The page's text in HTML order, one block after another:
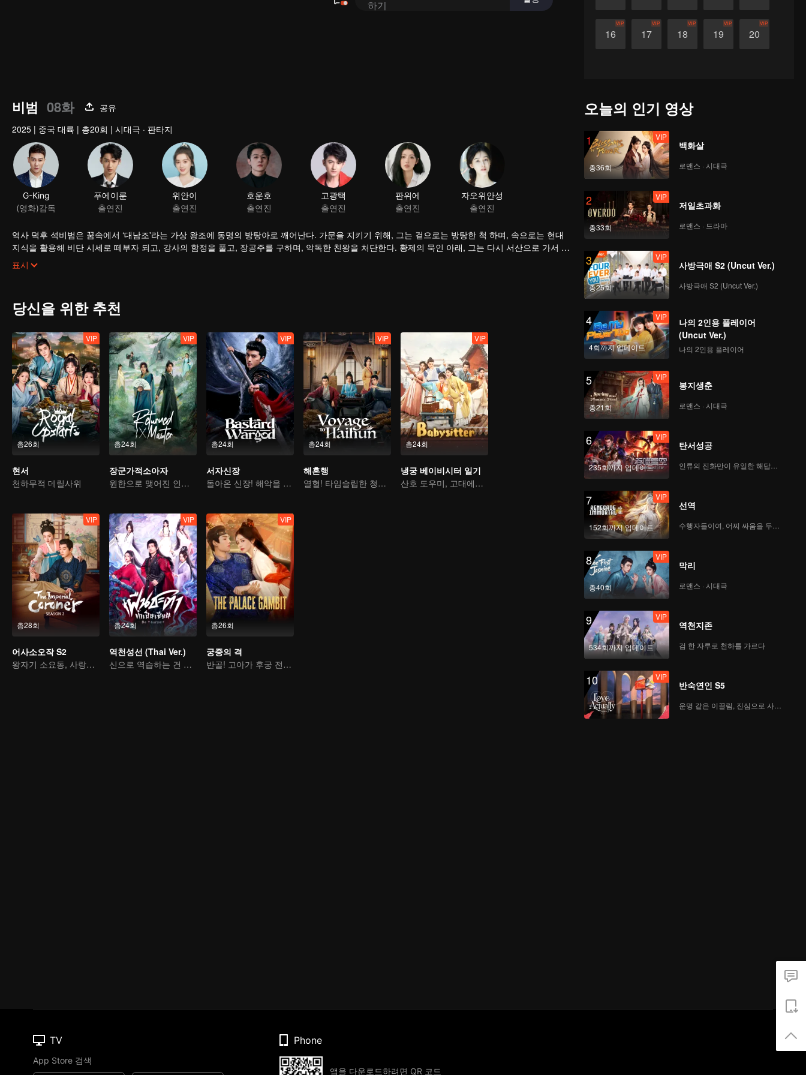
16
VIP
17
VIP
18
VIP
19
VIP
20
VIP
비범 08화
공유
2025 | 중국 대륙 | 총20회 | 시대극 · 판타지
G-King
(영화)감독
푸에이룬
출연진
역사 덕후 석비범은 꿈속에서 ‘대남조'라는 가상 왕조에 동명의 방탕아로 깨어난다. 가문을 지키기 위해, 그는 겉으로는 방탕한 척 하며, 속으로는 현대
지식을 활용해 비단 시세로 떼부자 되고, 강사의 함정을 풀고, 장공주를 구하며, 악독한 친왕을 처단한다. 황제의 묵인 아래, 그는 다시 서산으로 가서 폐
물 같은 군대를 정비하고, 숨겨진 병권을 장악한 조정의 그늘진 기둥으로 변모한다.
표시
당신을 위한 추천
총26회
VIP
현서
천하무적 데릴사위
총24회
VIP
장군가적소아자
원한으로 맺어진 인연, 우정이 족쇄가 되다
총24회
VIP
서자신장
돌아온 신장! 해악을 제거하고 참사랑을 얻다
총24회
VIP
해혼행
열혈! 타임슬립한 청년, 폐위된 황제의 운명을 바꾼다
총24회
VIP
냉궁 베이비시터 일기
산호 도우미, 고대에서 산후조리원을 운영하다
총28회
VIP
어사소오작 S2
왕자기 소요동, 사랑과 수사
총24회
VIP
역천성선 (Thai Ver.)
신으로 역습하는 건 놀랄 일도 아니다!
총26회
VIP
궁중의 격
반골! 고아가 후궁 전체와 맞선다
오늘의 인기 영상
1
총36회
VIP
백화살
로맨스 · 시대극
2
총33회
VIP
저일초과화
로맨스 · 드라마
3
총25회
VIP
사방극애 S2 (Uncut Ver.)
사방극애 S2 (Uncut Ver.)
4
4회까지 업데이트
VIP
나의 2인용 플레이어
(Uncut Ver.)
나의 2인용 플레이어
5
총21회
VIP
봉지생춘
로맨스 · 시대극
6
235회까지 업데이트
VIP
탄서성공
인류의 진화만이 유일한 해답이다
7
152회까지 업데이트
VIP
선역
8
총40회
VIP
막리
로맨스 · 시대극
9
534회까지 업데이트
VIP
역천지존
검 한 자루로 천하를 가르다
10 VIP
반숙연인 S5
운명 같은 이끌림, 진심으로 사랑하다
TV
App Store 검색
Phone
앱을 다운로드하려면 QR 코드